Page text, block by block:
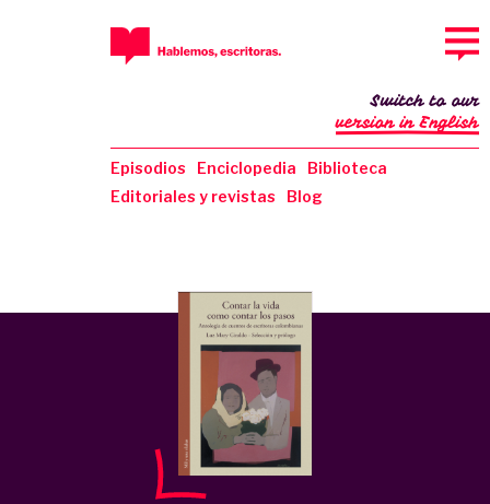
Episodios Enciclopedia
Biblioteca
Editoriales y revistas
Blog
Switch to our
version in English